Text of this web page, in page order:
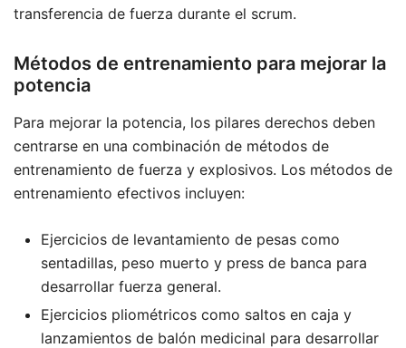
transferencia de fuerza durante el scrum.
Métodos de entrenamiento para mejorar la
potencia
Para mejorar la potencia, los pilares derechos deben
centrarse en una combinación de métodos de
entrenamiento de fuerza y explosivos. Los métodos de
entrenamiento efectivos incluyen:
Ejercicios de levantamiento de pesas como
sentadillas, peso muerto y press de banca para
desarrollar fuerza general.
Ejercicios pliométricos como saltos en caja y
lanzamientos de balón medicinal para desarrollar